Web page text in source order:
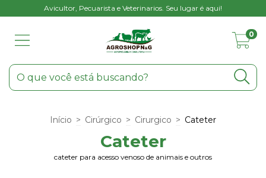
Avicultor, Pecuarista e Veterinarios. Seu lugar é aqui!
0
Início > Cirúrgico > Cirurgico > Cateter
Cateter
cateter para acesso venoso de animais e outros